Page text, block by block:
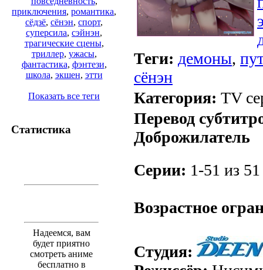
приключения, романтика,
сёдзё, сёнэн, спорт,
суперсила, сэйнэн,
трагические сцены,
триллер, ужасы,
фантастика, фэнтези,
школа, экшен, этти
Показать все теги
Статистика
Надеемся, вам
будет приятно
смотреть аниме
бесплатно в
Теги: демоны,
сёнэн
Категория: TV
Перевод
Доброжилатель
Серии: 1-51 из
Возрастное
Студия: